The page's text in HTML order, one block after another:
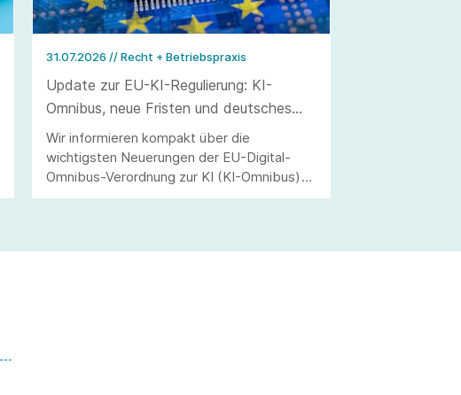
31.07.2026// Recht + Betriebspraxis
Update zur EU-KI-Regulierung: KI-
Omnibus, neue Fristen und deutsches
Durchführungsgesetz
Wir informieren kompakt über die
wichtigsten Neuerungen der EU-Digital-
Omnibus-Verordnung zur KI (KI-Omnibus)
und des deutschen Durchführungsgesetzes